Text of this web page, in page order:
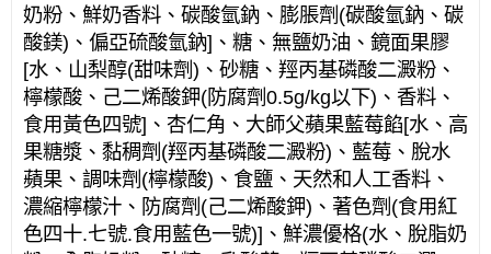
奶粉、鮮奶香料、碳酸氫鈉、膨脹劑(碳酸氫鈉、碳
酸鎂)、偏亞硫酸氫鈉]、糖、無鹽奶油、鏡面果膠
[水、山梨醇(甜味劑)、砂糖、羥丙基磷酸二澱粉、
檸檬酸、己二烯酸鉀(防腐劑0.5g/kg以下)、香料、
食用黃色四號]、杏仁角、大師父蘋果藍莓餡[水、高
果糖漿、黏稠劑(羥丙基磷酸二澱粉)、藍莓、脫水
蘋果、調味劑(檸檬酸)、食鹽、天然和人工香料、
濃縮檸檬汁、防腐劑(己二烯酸鉀)、著色劑(食用紅
色四十.七號.食用藍色一號)]、鮮濃優格(水、脫脂奶